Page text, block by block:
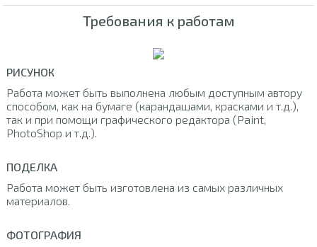
Требования к работам
РИСУНОК
Работа может быть выполнена любым доступным автору
способом, как на бумаге (карандашами, красками и т.д.),
так и при помощи графического редактора (Paint,
PhotoShop и т.д.).
ПОДЕЛКА
Работа может быть изготовлена из самых различных
материалов.
ФОТОГРАФИЯ